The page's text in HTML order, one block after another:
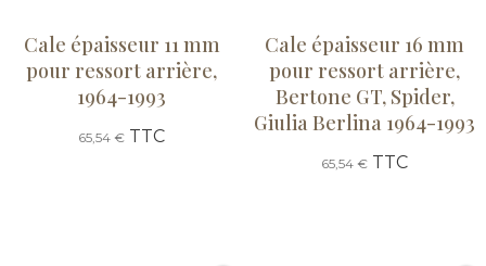
Cale épaisseur 11 mm
pour ressort arrière,
1964-1993
65,54 € TTC
Cale épaisseur 16 mm
pour ressort arrière,
Bertone GT, Spider,
Giulia Berlina 1964-1993
65,54 € TTC